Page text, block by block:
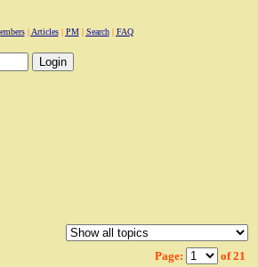
| Articles| PM| Search| FAQ
Page:
of 21